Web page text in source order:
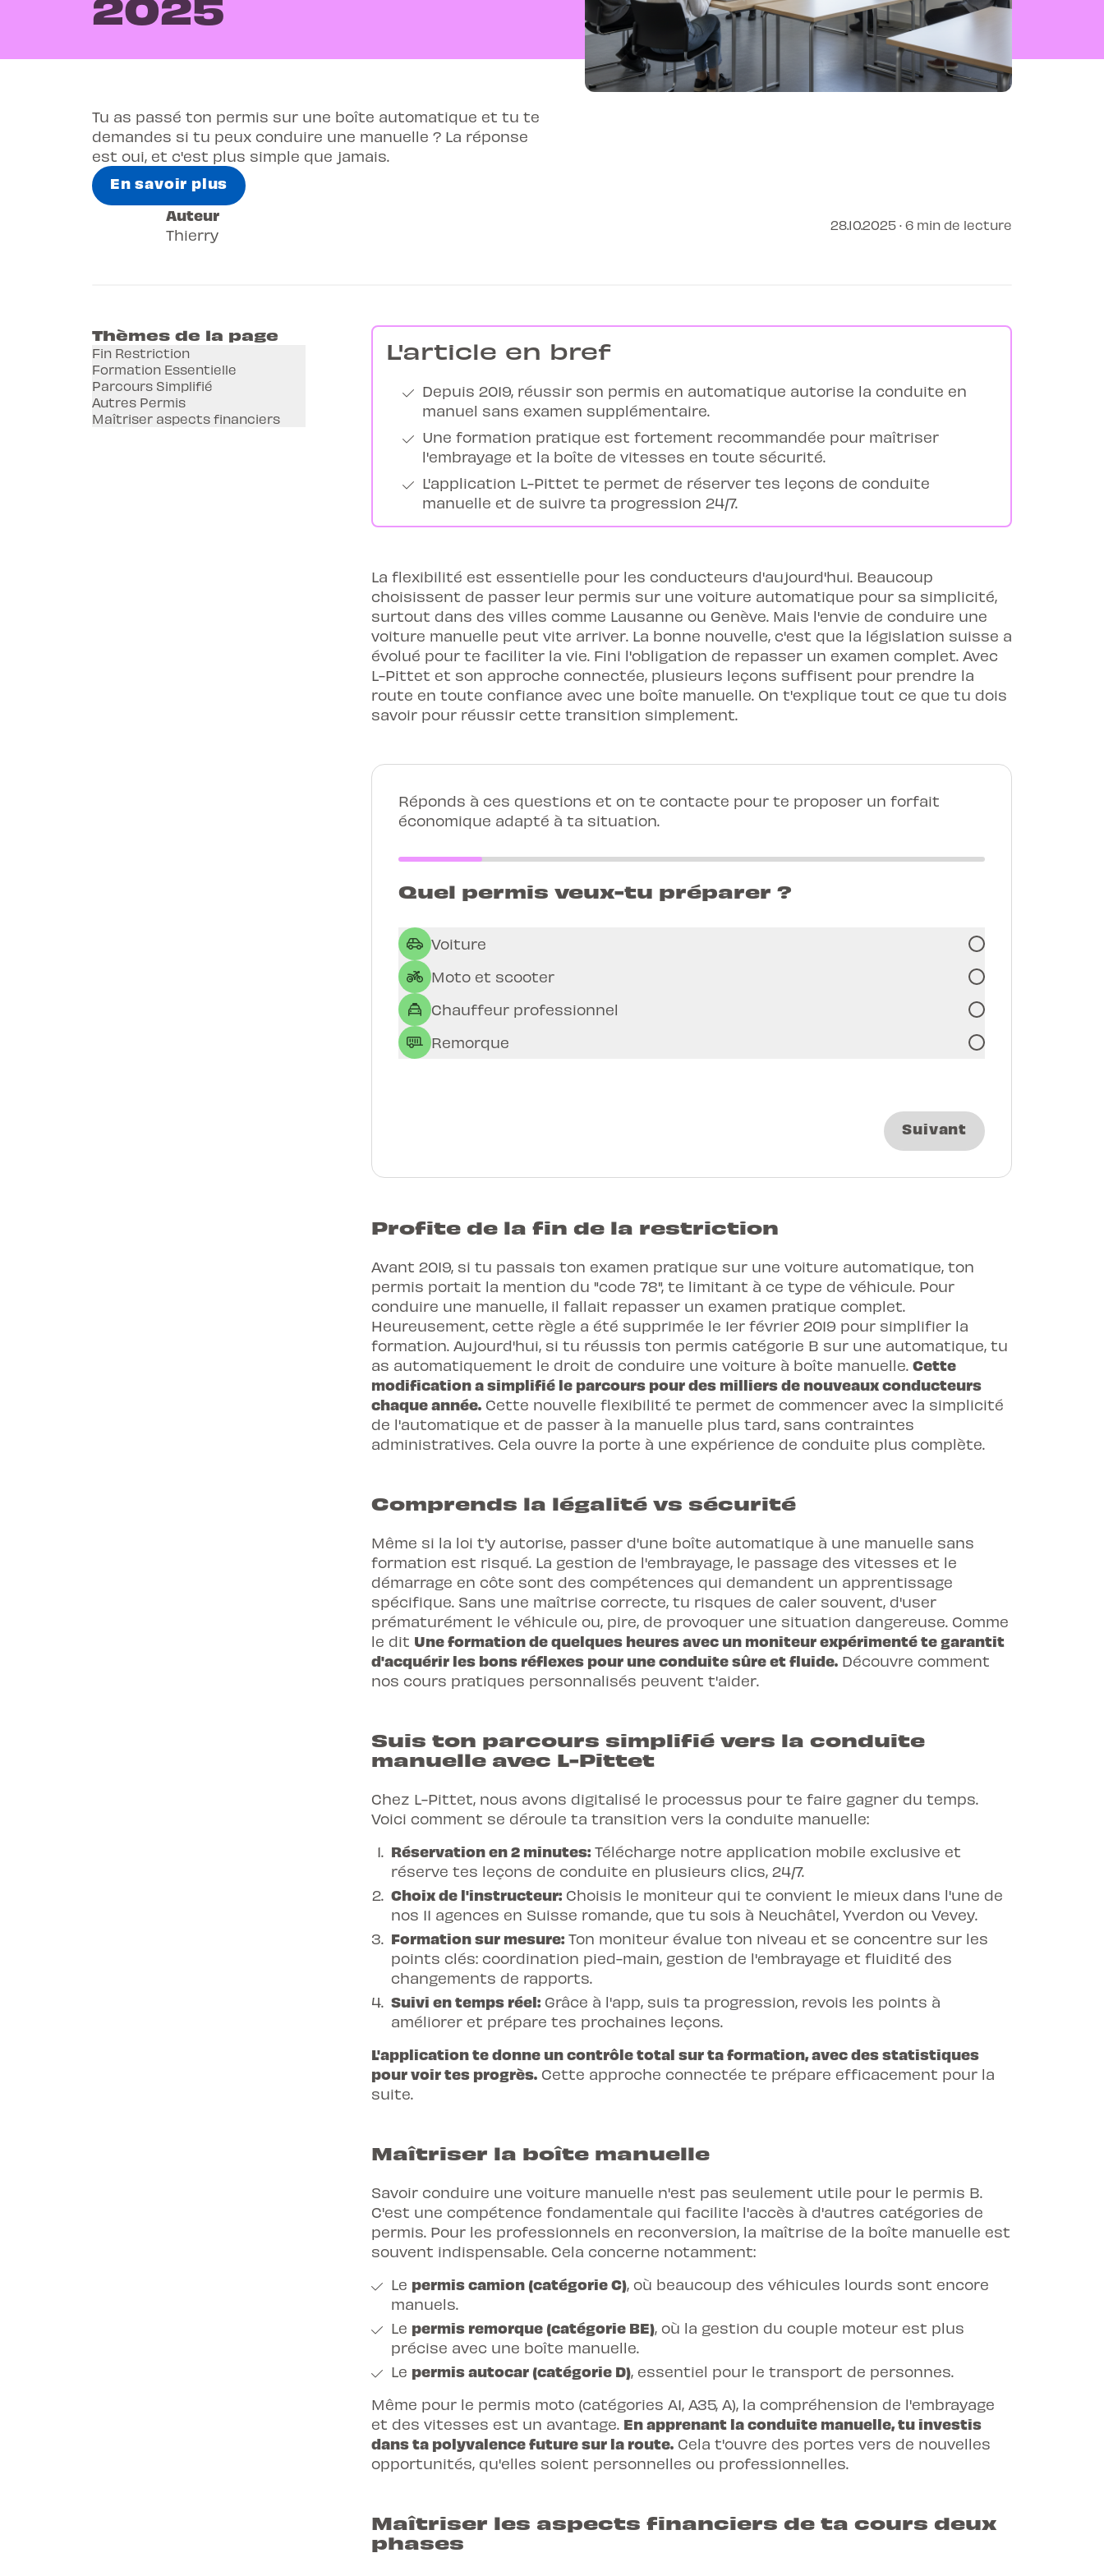
Tu as passé ton permis sur une boîte automatique et tu te
demandes si tu peux conduire une manuelle ? La réponse
est oui, et c'est plus simple que jamais.
En savoir plus
Auteur
Thierry
28.10.2025 · 6 min de lecture
Thèmes de la page
Fin Restriction
Formation Essentielle
Parcours Simplifié
Autres Permis
Maîtriser aspects financiers
L'article en bref
Depuis 2019, réussir son permis en automatique autorise la conduite en
manuel sans examen supplémentaire.
Une formation pratique est fortement recommandée pour maîtriser
l'embrayage et la boîte de vitesses en toute sécurité.
L'application L-Pittet te permet de réserver tes leçons de conduite
manuelle et de suivre ta progression 24/7.
La flexibilité est essentielle pour les conducteurs d'aujourd'hui. Beaucoup
choisissent de passer leur permis sur une voiture automatique pour sa simplicité,
surtout dans des villes comme Lausanne ou Genève. Mais l'envie de conduire une
voiture manuelle peut vite arriver. La bonne nouvelle, c'est que la législation suisse a
évolué pour te faciliter la vie. Fini l'obligation de repasser un examen complet. Avec
L-Pittet et son approche connectée, plusieurs leçons suffisent pour prendre la
route en toute confiance avec une boîte manuelle. On t'explique tout ce que tu dois
savoir pour réussir cette transition simplement.
Réponds à ces questions et on te contacte pour te proposer un forfait
économique adapté à ta situation.
Quel permis veux-tu préparer ?
Voiture
Moto et scooter
Chauffeur professionnel
Remorque
Suivant
Profite de la fin de la restriction
Avant 2019, si tu passais ton examen pratique sur une voiture automatique, ton
permis portait la mention du "code 78", te limitant à ce type de véhicule. Pour
conduire une manuelle, il fallait repasser un examen pratique complet.
Heureusement, cette règle a été supprimée le 1er février 2019 pour simplifier la
formation. Aujourd'hui, si tu réussis ton permis catégorie B sur une automatique, tu
as automatiquement le droit de conduire une voiture à boîte manuelle. Cette
modification a simplifié le parcours pour des milliers de nouveaux conducteurs
chaque année. Cette nouvelle flexibilité te permet de commencer avec la simplicité
de l'automatique et de passer à la manuelle plus tard, sans contraintes
administratives. Cela ouvre la porte à une expérience de conduite plus complète.
Comprends la légalité vs sécurité
Même si la loi t'y autorise, passer d'une boîte automatique à une manuelle sans
formation est risqué. La gestion de l'embrayage, le passage des vitesses et le
démarrage en côte sont des compétences qui demandent un apprentissage
spécifique. Sans une maîtrise correcte, tu risques de caler souvent, d'user
prématurément le véhicule ou, pire, de provoquer une situation dangereuse. Comme
le dit Une formation de quelques heures avec un moniteur expérimenté te garantit
d'acquérir les bons réflexes pour une conduite sûre et fluide. Découvre comment
nos cours pratiques personnalisés peuvent t'aider.
Suis ton parcours simplifié vers la conduite
manuelle avec L-Pittet
Chez L-Pittet, nous avons digitalisé le processus pour te faire gagner du temps.
Voici comment se déroule ta transition vers la conduite manuelle:
Réservation en 2 minutes: Télécharge notre application mobile exclusive et
réserve tes leçons de conduite en plusieurs clics, 24/7.
Choix de l'instructeur: Choisis le moniteur qui te convient le mieux dans l'une de
nos 11 agences en Suisse romande, que tu sois à Neuchâtel, Yverdon ou Vevey.
Formation sur mesure: Ton moniteur évalue ton niveau et se concentre sur les
points clés: coordination pied-main, gestion de l'embrayage et fluidité des
changements de rapports.
Suivi en temps réel: Grâce à l'app, suis ta progression, revois les points à
améliorer et prépare tes prochaines leçons.
L'application te donne un contrôle total sur ta formation, avec des statistiques
pour voir tes progrès. Cette approche connectée te prépare efficacement pour la
suite.
Maîtriser la boîte manuelle
Savoir conduire une voiture manuelle n'est pas seulement utile pour le permis B.
C'est une compétence fondamentale qui facilite l'accès à d'autres catégories de
permis. Pour les professionnels en reconversion, la maîtrise de la boîte manuelle est
souvent indispensable. Cela concerne notamment:
Le permis camion (catégorie C), où beaucoup des véhicules lourds sont encore
manuels.
Le permis remorque (catégorie BE), où la gestion du couple moteur est plus
précise avec une boîte manuelle.
Le permis autocar (catégorie D), essentiel pour le transport de personnes.
Même pour le permis moto (catégories A1, A35, A), la compréhension de l'embrayage
et des vitesses est un avantage. En apprenant la conduite manuelle, tu investis
dans ta polyvalence future sur la route. Cela t'ouvre des portes vers de nouvelles
opportunités, qu'elles soient personnelles ou professionnelles.
Maîtriser les aspects financiers de ta cours deux
phases